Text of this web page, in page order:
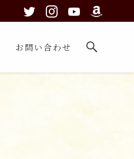
お問い合わせ